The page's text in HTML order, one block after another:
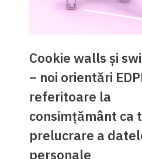
Cookie walls și
– noi orientări
referitoare la
consimțământ ca
prelucrare a
personale